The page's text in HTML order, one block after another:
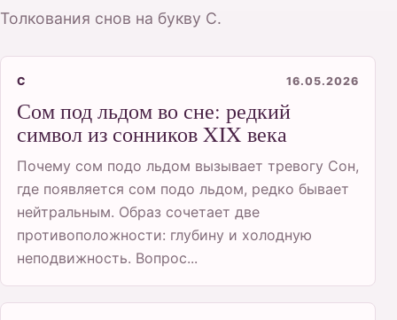
Толкования снов на букву С.
С 16.05.2026
Сом под льдом во сне: редкий
символ из сонников XIX века
Почему сом подо льдом вызывает тревогу Сон,
где появляется сом подо льдом, редко бывает
нейтральным. Образ сочетает две
противоположности: глубину и холодную
неподвижность. Вопрос...